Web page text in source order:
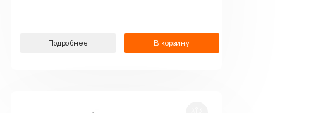
Подробнее В корзину